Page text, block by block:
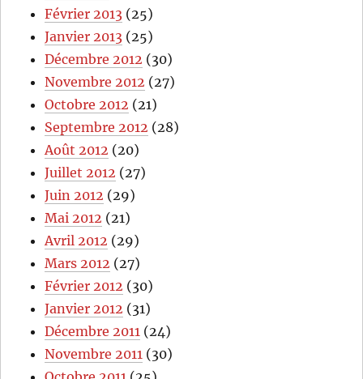
Février 2013 (25)
Janvier 2013 (25)
Décembre 2012 (30)
Novembre 2012 (27)
Octobre 2012 (21)
Septembre 2012 (28)
Août 2012 (20)
Juillet 2012 (27)
Juin 2012 (29)
Mai 2012 (21)
Avril 2012 (29)
Mars 2012 (27)
Février 2012 (30)
Janvier 2012 (31)
Décembre 2011 (24)
Novembre 2011 (30)